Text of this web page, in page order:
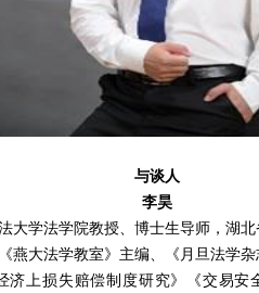
与谈人
李昊
大学法学院教授、博士生导师，湖
燕大法学教室》主编、《月旦法学
上损失赔偿制度研究》《交易